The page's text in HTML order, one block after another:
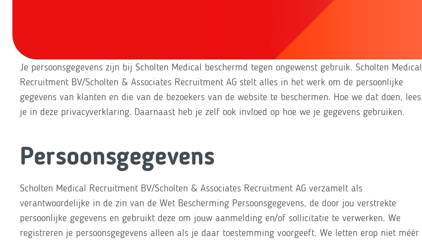
Je persoonsgegevens zijn bij Scholten Medical beschermd tegen ongewenst gebruik. Scholten Medical
Recruitment BV/Scholten & Associates Recruitment AG stelt alles in het werk om de persoonlijke
gegevens van klanten en die van de bezoekers van de website te beschermen. Hoe we dat doen, lees
je in deze privacyverklaring. Daarnaast heb je zelf ook invloed op hoe we je gegevens gebruiken.
Persoonsgegevens
Scholten Medical Recruitment BV/Scholten & Associates Recruitment AG verzamelt als
verantwoordelijke in de zin van de Wet Bescherming Persoonsgegevens, de door jou verstrekte
persoonlijke gegevens en gebruikt deze om jouw aanmelding en/of sollicitatie te verwerken. We
registreren je persoonsgegevens alleen als je daar toestemming voorgeeft. We letten erop niet méér